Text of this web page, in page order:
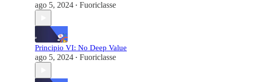
ago 5, 2024 • Fuoriclasse
Principio VI: No Deep Value
ago 5, 2024 • Fuoriclasse